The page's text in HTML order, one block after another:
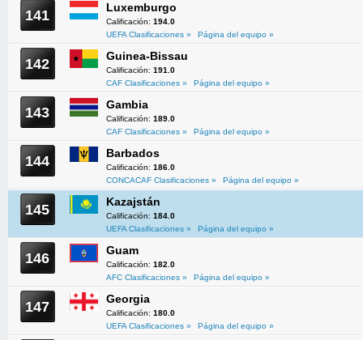
141 Luxemburgo
Calificación: 194.0
UEFA Clasificaciones »
Página del equipo »
142 Guinea-Bissau
Calificación: 191.0
CAF Clasificaciones »
Página del equipo »
143 Gambia
Calificación: 189.0
CAF Clasificaciones »
Página del equipo »
144 Barbados
Calificación: 186.0
CONCACAF Clasificaciones »
Página del equipo »
145 Kazajstán
Calificación: 184.0
UEFA Clasificaciones »
Página del equipo »
146 Guam
Calificación: 182.0
AFC Clasificaciones »
Página del equipo »
147 Georgia
Calificación: 180.0
UEFA Clasificaciones »
Página del equipo »